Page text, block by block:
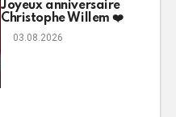
Joyeux anniversaire
Christophe Willem ❤️
03.08.2026